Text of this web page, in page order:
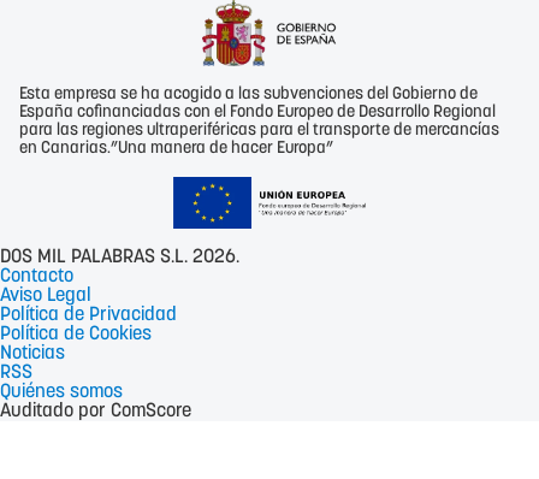
Esta empresa se ha acogido a las subvenciones del Gobierno de
España cofinanciadas con el Fondo Europeo de Desarrollo Regional
para las regiones ultraperiféricas para el transporte de mercancías
en Canarias.”Una manera de hacer Europa”
DOS MIL PALABRAS S.L. 2026.
Contacto
Aviso Legal
Política de Privacidad
Política de Cookies
Noticias
RSS
Quiénes somos
Auditado por ComScore